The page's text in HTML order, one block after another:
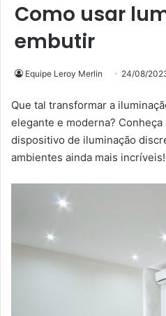
Como usar
embutir
Equipe Leroy Merlin 24/08/
Que tal transformar a
elegante e moderna? Conheça
dispositivo de iluminação
ambientes ainda mais incríveis!